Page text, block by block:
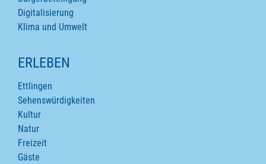
Digitalisierung
Klima und Umwelt
ERLEBEN
Ettlingen
Sehenswürdigkeiten
Kultur
Natur
Freizeit
Gäste